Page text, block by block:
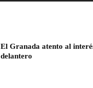
El Granada atento al
delantero